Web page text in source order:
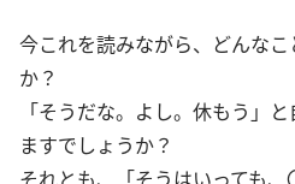
今これを読みながら、どんな
か？
「そうだな。よし。休もう」
ますでしょうか？